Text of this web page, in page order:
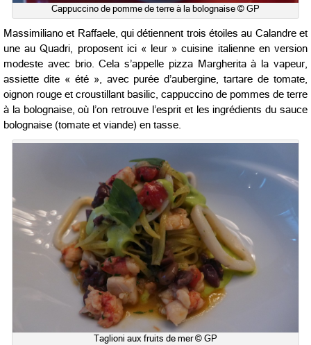
Cappuccino de pomme de terre à la bolognaise © GP
Massimiliano et Raffaele, qui détiennent trois étoiles au Calandre et
une au Quadri, proposent ici « leur » cuisine italienne en version
modeste avec brio. Cela s’appelle pizza Margherita à la vapeur,
assiette dite « été », avec purée d’aubergine, tartare de tomate,
oignon rouge et croustillant basilic, cappuccino de pommes de terre
à la bolognaise, où l’on retrouve l’esprit et les ingrédients du sauce
bolognaise (tomate et viande) en tasse.
Taglioni aux fruits de mer © GP